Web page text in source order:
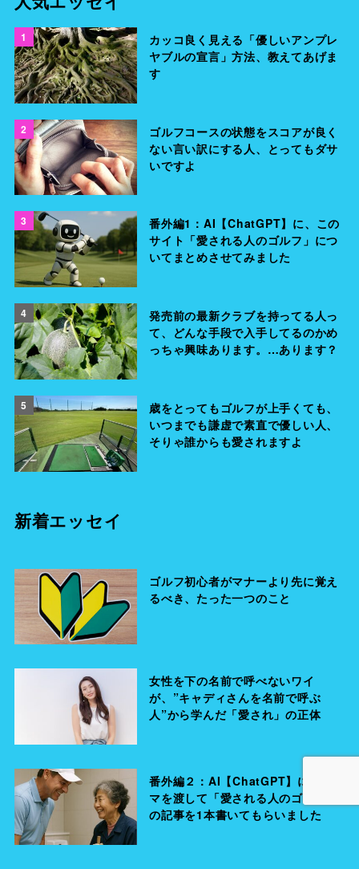
1
カッコ良く見える「優しいアンプレ
ヤブルの宣言」方法、教えてあげま
す
2
ゴルフコースの状態をスコアが良く
ない言い訳にする人、とってもダサ
いですよ
3
番外編1：AI【ChatGPT】に、この
サイト「愛される人のゴルフ」につ
いてまとめさせてみました
4
発売前の最新クラブを持ってる人っ
て、どんな手段で入手してるのかめ
っちゃ興味あります。…あります？
5
歳をとってもゴルフが上手くても、
いつまでも謙虚で素直で優しい人、
そりゃ誰からも愛されますよ
新着エッセイ
ゴルフ初心者がマナーより先に覚え
るべき、たった一つのこと
女性を下の名前で呼べないワイ
が、”キャディさんを名前で呼ぶ
人”から学んだ「愛され」の正体
番外編２：AI【ChatGPT】にテー
マを渡して「愛される人のゴルフ」
の記事を1本書いてもらいました